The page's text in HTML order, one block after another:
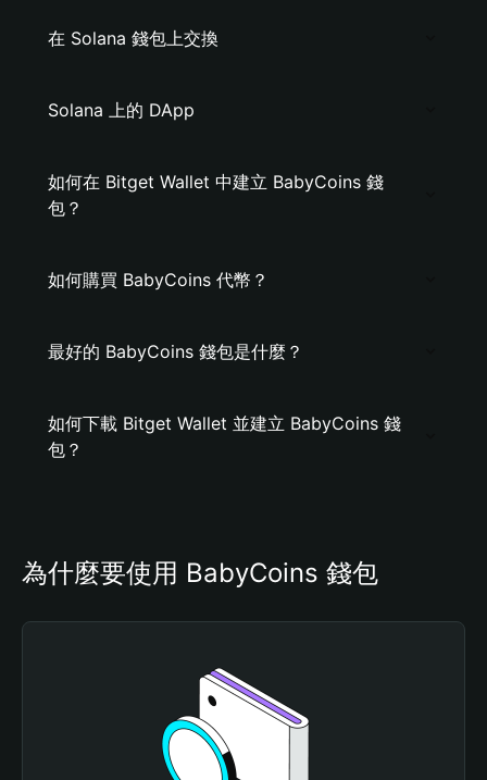
在 Solana 錢包上交換
Solana 上的 DApp
如何在 Bitget Wallet 中建立 BabyCoins 錢
包？
如何購買 BabyCoins 代幣？
最好的 BabyCoins 錢包是什麼？
如何下載 Bitget Wallet 並建立 BabyCoins 錢
包？
為什麼要使用 BabyCoins 錢包